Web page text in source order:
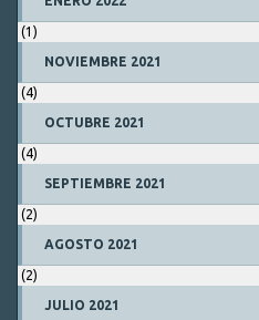
(1)
NOVIEMBRE 2021
(4)
OCTUBRE 2021
(4)
SEPTIEMBRE 2021
(2)
AGOSTO 2021
(2)
JULIO 2021